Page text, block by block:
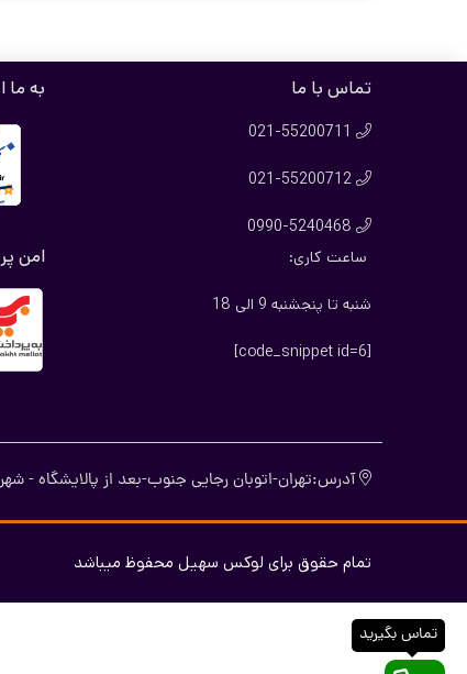
تماس با ما

021-55200711

021-55200712

0990-5240468
ساعت کاری:
شنبه تا پنجشنبه 9 الی 18
[code_snippet id=6]
به ما
امن
آدرس:تهران-اتوبان رجایی جنوب-بعد از پالایشگاه -
تمام حقوق برای لوکس سهیل محفوظ میباشد
تماس بگیرید